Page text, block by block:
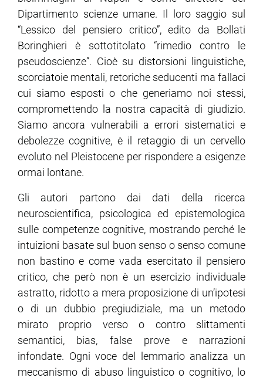
Dipartimento scienze umane. Il loro saggio sul
“Lessico del pensiero critico”, edito da Bollati
Boringhieri è sottotitolato “rimedio contro le
pseudoscienze”. Cioè su distorsioni linguistiche,
scorciatoie mentali, retoriche seducenti ma fallaci
cui siamo esposti o che generiamo noi stessi,
compromettendo la nostra capacità di giudizio.
Siamo ancora vulnerabili a errori sistematici e
debolezze cognitive, è il retaggio di un cervello
evoluto nel Pleistocene per rispondere a esigenze
ormai lontane.
Gli autori partono dai dati della ricerca
neuroscientifica, psicologica ed epistemologica
sulle competenze cognitive, mostrando perché le
intuizioni basate sul buon senso o senso comune
non bastino e come vada esercitato il pensiero
critico, che però non è un esercizio individuale
astratto, ridotto a mera proposizione di un’ipotesi
o di un dubbio pregiudiziale, ma un metodo
mirato proprio verso o contro slittamenti
semantici, bias, false prove e narrazioni
infondate. Ogni voce del lemmario analizza un
meccanismo di abuso linguistico o cognitivo, lo